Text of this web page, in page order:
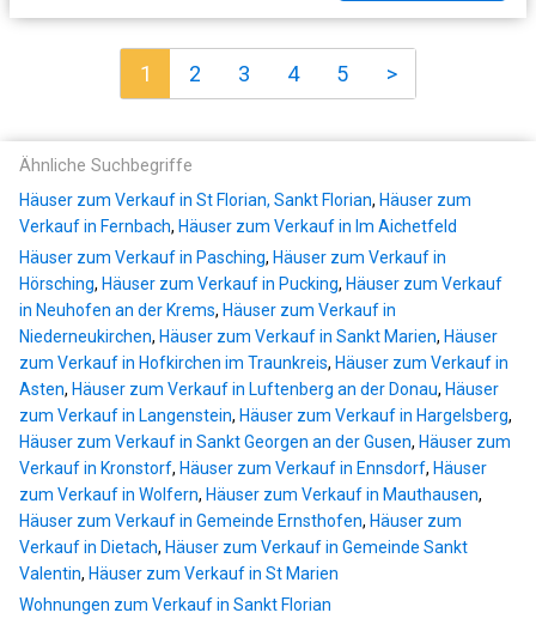
1 2 3 4 5 >
Ähnliche Suchbegriffe
Häuser zum Verkauf in St Florian, Sankt Florian, Häuser zum
Verkauf in Fernbach, Häuser zum Verkauf in Im Aichetfeld
Häuser zum Verkauf in Pasching, Häuser zum Verkauf in
Hörsching, Häuser zum Verkauf in Pucking, Häuser zum Verkauf
in Neuhofen an der Krems, Häuser zum Verkauf in
Niederneukirchen, Häuser zum Verkauf in Sankt Marien, Häuser
zum Verkauf in Hofkirchen im Traunkreis, Häuser zum Verkauf in
Asten, Häuser zum Verkauf in Luftenberg an der Donau, Häuser
zum Verkauf in Langenstein, Häuser zum Verkauf in Hargelsberg,
Häuser zum Verkauf in Sankt Georgen an der Gusen, Häuser zum
Verkauf in Kronstorf, Häuser zum Verkauf in Ennsdorf, Häuser
zum Verkauf in Wolfern, Häuser zum Verkauf in Mauthausen,
Häuser zum Verkauf in Gemeinde Ernsthofen, Häuser zum
Verkauf in Dietach, Häuser zum Verkauf in Gemeinde Sankt
Valentin, Häuser zum Verkauf in St Marien
Wohnungen zum Verkauf in Sankt Florian